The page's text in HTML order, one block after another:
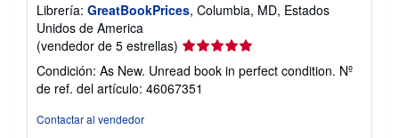
Librería: GreatBookPrices, Columbia, MD, Estados
Unidos de America
(vendedor de 5 estrellas) Calificación
del
vendedor:
5
Condición: As New. Unread book in perfect condition. Nº
de ref. del artículo: 46067351
Contactar al vendedor